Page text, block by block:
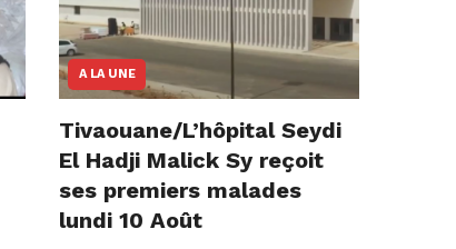
A LA UNE
Tivaouane/L’hôpital Seydi
El Hadji Malick Sy reçoit
ses premiers malades
lundi 10 Août